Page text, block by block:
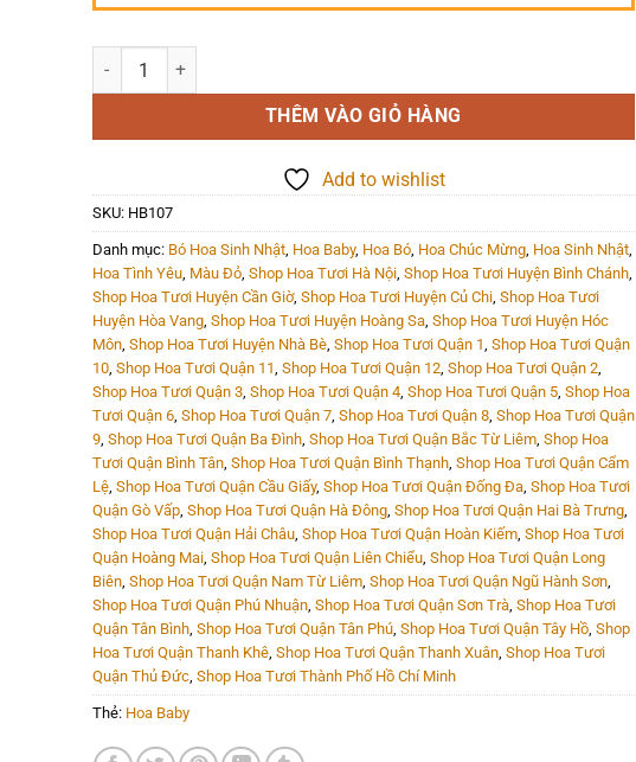
Hoa Bó - HB107 số lượng
THÊM VÀO GIỎ HÀNG
Add to wishlist
SKU: HB107
Danh mục: Bó Hoa Sinh Nhật, Hoa Baby, Hoa Bó, Hoa Chúc Mừng, Hoa Sinh Nhật,
Hoa Tình Yêu, Màu Đỏ, Shop Hoa Tươi Hà Nội, Shop Hoa Tươi Huyện Bình Chánh,
Shop Hoa Tươi Huyện Cần Giờ, Shop Hoa Tươi Huyện Củ Chi, Shop Hoa Tươi
Huyện Hòa Vang, Shop Hoa Tươi Huyện Hoàng Sa, Shop Hoa Tươi Huyện Hóc
Môn, Shop Hoa Tươi Huyện Nhà Bè, Shop Hoa Tươi Quận 1 Shop Hoa Tươi Quận
10, Shop Hoa Tươi Quận 11 Shop Hoa Tươi Quận 12, Shop Hoa Tươi Quận 2,
Shop Hoa Tươi Quận 3, Shop Hoa Tươi Quận 4, Shop Hoa Tươi Quận 5, Shop Hoa
Tươi Quận 6, Shop Hoa Tươi Quận 7, Shop Hoa Tươi Quận 8, Shop Hoa Tươi Quận
9, Shop Hoa Tươi Quận Ba Đình, Shop Hoa Tươi Quận Bắc Từ Liêm, Shop Hoa
Tươi Quận Bình Tân, Shop Hoa Tươi Quận Bình Thạnh, Shop Hoa Tươi Quận Cẩm
Lệ, Shop Hoa Tươi Quận Cầu Giấy, Shop Hoa Tươi Quận Đống Đa, Shop Hoa Tươi
Quận Gò Vấp, Shop Hoa Tươi Quận Hà Đông, Shop Hoa Tươi Quận Hai Bà Trưng,
Shop Hoa Tươi Quận Hải Châu, Shop Hoa Tươi Quận Hoàn Kiếm, Shop Hoa Tươi
Quận Hoàng Mai, Shop Hoa Tươi Quận Liên Chiểu, Shop Hoa Tươi Quận Long
Biên, Shop Hoa Tươi Quận Nam Từ Liêm, Shop Hoa Tươi Quận Ngũ Hành Sơn,
Shop Hoa Tươi Quận Phú Nhuận, Shop Hoa Tươi Quận Sơn Trà, Shop Hoa Tươi
Quận Tân Bình, Shop Hoa Tươi Quận Tân Phú, Shop Hoa Tươi Quận Tây Hồ, Shop
Hoa Tươi Quận Thanh Khê, Shop Hoa Tươi Quận Thanh Xuân, Shop Hoa Tươi
Quận Thủ Đức, Shop Hoa Tươi Thành Phố Hồ Chí Minh
Thẻ: Hoa Baby